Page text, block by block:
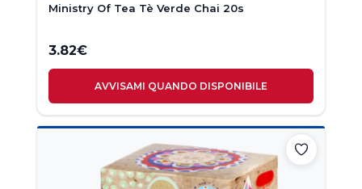
Ministry Of Tea Tè Verde Chai 20s
3.82€
AVVISAMI QUANDO DISPONIBILE